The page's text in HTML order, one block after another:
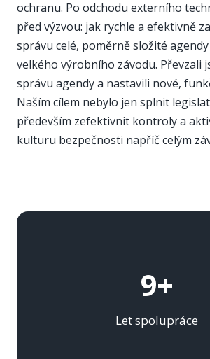
ochranu. Po odchodu externího
před výzvou: jak rychle a efektivně
správu celé, poměrně složité agendy
velkého výrobního závodu. Převzali
správu agendy a nastavili nové,
Naším cílem nebylo jen splnit
především zefektivnit kontroly a
kulturu bezpečnosti napříč celým
9+
Let spolupráce